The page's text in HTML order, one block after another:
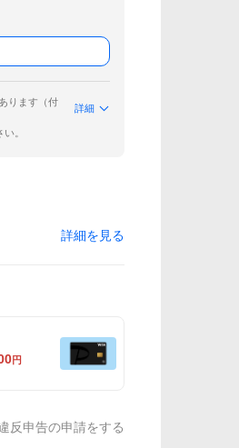
ります（付
詳細
。
詳細を見る
円
反申告の申請をする